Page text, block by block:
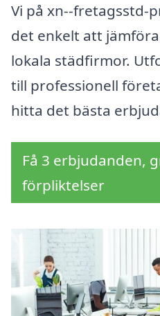
Vi på xn--fretagsstd-
det enkelt att
lokala städfirmor.
till professionell
hitta det bästa
Få 3 erbjudanden,
förpliktelser